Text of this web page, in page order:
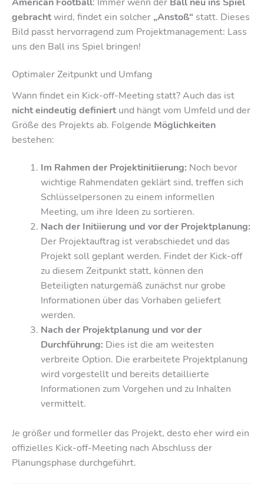
gebrachtwird, findet ein solcher „Anstoß“ statt. Dieses
Bild passt hervorragend zum Projektmanagement: Lass
uns den Ball ins Spiel bringen!
Optimaler Zeitpunkt und Umfang
Wann findet ein Kick-off-Meeting statt? Auch das ist
nicht eindeutig definiert und hängt vom Umfeld und der
Größe des Projekts ab. Folgende Möglichkeiten
bestehen:
Im Rahmen der Projektinitiierung: Noch bevor
wichtige Rahmendaten geklärt sind, treffen sich
Schlüsselpersonen zu einem informellen
Meeting, um ihre Ideen zu sortieren.
Nach der Initiierung und vor der Projektplanung:
Der Projektauftrag ist verabschiedet und das
Projekt soll geplant werden. Findet der Kick-off
zu diesem Zeitpunkt statt, können den
Beteiligten naturgemäß zunächst nur grobe
Informationen über das Vorhaben geliefert
werden.
Nach der Projektplanung und vor der
Durchführung: Dies ist die am weitesten
verbreite Option. Die erarbeitete Projektplanung
wird vorgestellt und bereits detaillierte
Informationen zum Vorgehen und zu Inhalten
vermittelt.
Je größer und formeller das Projekt, desto eher wird ein
offizielles Kick-off-Meeting nach Abschluss der
Planungsphase durchgeführt.